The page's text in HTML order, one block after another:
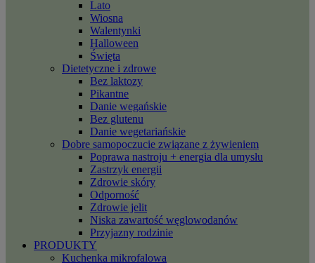
Lato
Wiosna
Walentynki
Halloween
Święta
Dietetyczne i zdrowe
Bez laktozy
Pikantne
Danie wegańskie
Bez glutenu
Danie wegetariańskie
Dobre samopoczucie związane z żywieniem
Poprawa nastroju + energia dla umysłu
Zastrzyk energii
Zdrowie skóry
Odporność
Zdrowie jelit
Niska zawartość węglowodanów
Przyjazny rodzinie
PRODUKTY
Kuchenka mikrofalowa